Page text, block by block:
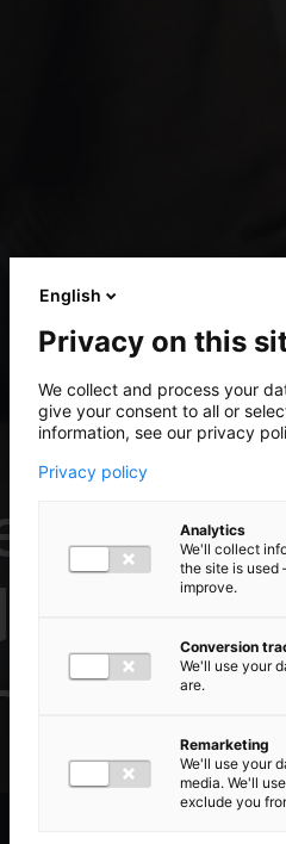
scale-
op
English
Privacy on this
We collect and process your
give your consent to all or
information, see our privacy
Privacy policy
Analytics
We'll collect
the site is used
improve.
Conversion
We'll use your
are.
Remarketing
We'll use your
media. We'll
exclude you